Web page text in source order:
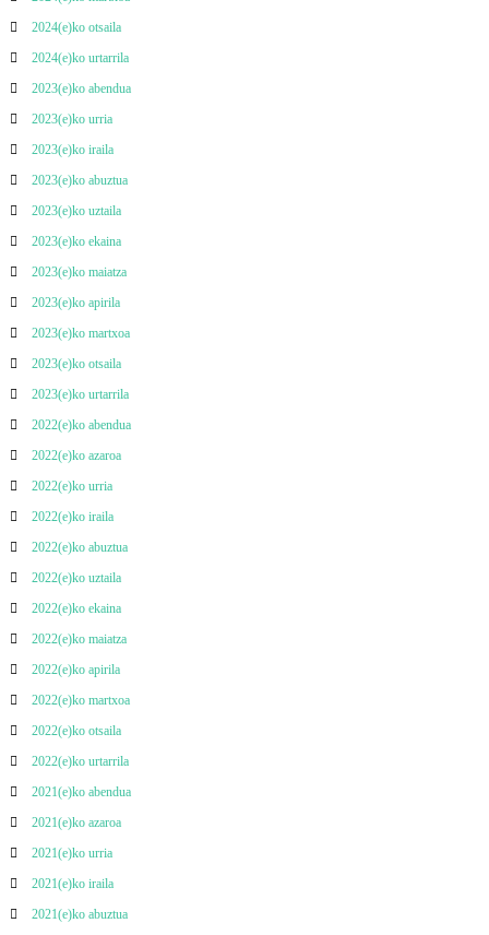
2024(e)ko otsaila
2024(e)ko urtarrila
2023(e)ko abendua
2023(e)ko urria
2023(e)ko iraila
2023(e)ko abuztua
2023(e)ko uztaila
2023(e)ko ekaina
2023(e)ko maiatza
2023(e)ko apirila
2023(e)ko martxoa
2023(e)ko otsaila
2023(e)ko urtarrila
2022(e)ko abendua
2022(e)ko azaroa
2022(e)ko urria
2022(e)ko iraila
2022(e)ko abuztua
2022(e)ko uztaila
2022(e)ko ekaina
2022(e)ko maiatza
2022(e)ko apirila
2022(e)ko martxoa
2022(e)ko otsaila
2022(e)ko urtarrila
2021(e)ko abendua
2021(e)ko azaroa
2021(e)ko urria
2021(e)ko iraila
2021(e)ko abuztua